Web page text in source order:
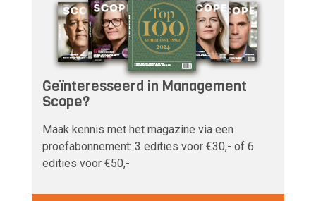
Geïnteresseerd in Management
Scope?
Maak kennis met het magazine via een
proefabonnement: 3 edities voor €30,- of 6
edities voor €50,-